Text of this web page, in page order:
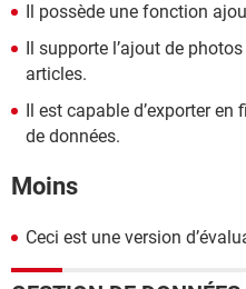
Il possède une fonction
Il supporte l’ajout de
articles.
Il est capable d’exporter
de données.
Moins
Ceci est une version